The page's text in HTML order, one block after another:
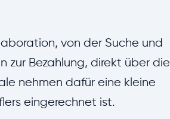
von der Suche und
zur Bezahlung, direkt über die
nehmen dafür eine kleine
eingerechnet ist.